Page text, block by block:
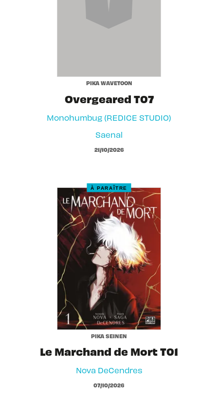
PIKA WAVETOON
Overgeared T07
Monohumbug (REDICE STUDIO)
Saenal
21/10/2026
À PARAÎTRE
PIKA SEINEN
Le Marchand de Mort T01
Nova DeCendres
07/10/2026